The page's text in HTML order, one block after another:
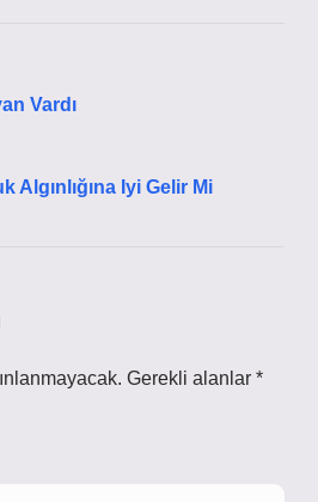
Vardı
Algınlığına Iyi Gelir Mi
Gerekli alanlar *